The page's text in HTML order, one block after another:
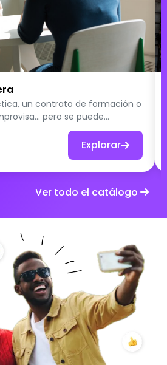
un contrato de formación o
pero se puede
para ayudar a los participantes
y las herramientas de la
centrarse en ofertas
también depende de
varios desafíos se dedican a la
preparación para entrevistas:
respuestas a preguntas
estrés… todo está pensado
concreta. Accesible para
desafío transforma una
en una experiencia
y motivante. Los
paso a paso, ganan
con herramientas directamente
Explorar
Ver todo el catálogo